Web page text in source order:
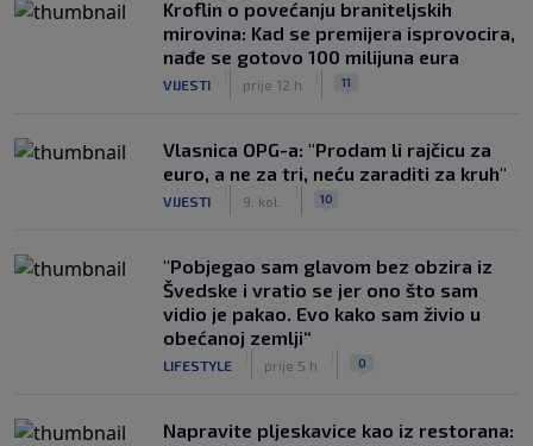
Kroflin o povećanju braniteljskih
mirovina: Kad se premijera isprovocira,
nađe se gotovo 100 milijuna eura
VIJESTI prije 12 h 11
Vlasnica OPG-a: "Prodam li rajčicu za
euro, a ne za tri, neću zaraditi za kruh"
VIJESTI 9. kol. 10
"Pobjegao sam glavom bez obzira iz
Švedske i vratio se jer ono što sam
vidio je pakao. Evo kako sam živio u
obećanoj zemlji“
LIFESTYLE prije 5 h 0
Napravite pljeskavice kao iz restorana: